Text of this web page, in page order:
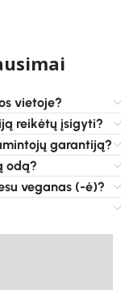
vietoje?
reikėtų įsigyti?
garantiją?
odą?
veganas (-ė)?